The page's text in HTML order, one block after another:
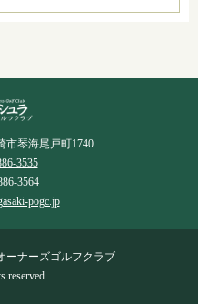
市琴海尾戸町1740
3535
3564
pogc.jp
ーナーズゴルフクラブ
reserved.